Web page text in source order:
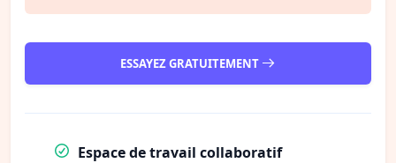
ESSAYEZ GRATUITEMENT
Espace de travail collaboratif